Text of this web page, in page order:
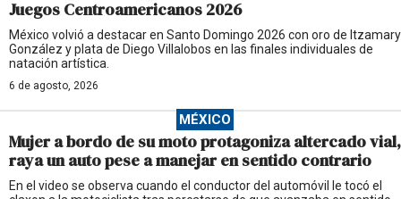
Juegos Centroamericanos 2026
México volvió a destacar en Santo Domingo 2026 con oro de Itzamary
González y plata de Diego Villalobos en las finales individuales de
natación artística.
6 de agosto, 2026
MÉXICO
Mujer a bordo de su moto protagoniza altercado vial,
raya un auto pese a manejar en sentido contrario
En el video se observa cuando el conductor del automóvil le tocó el